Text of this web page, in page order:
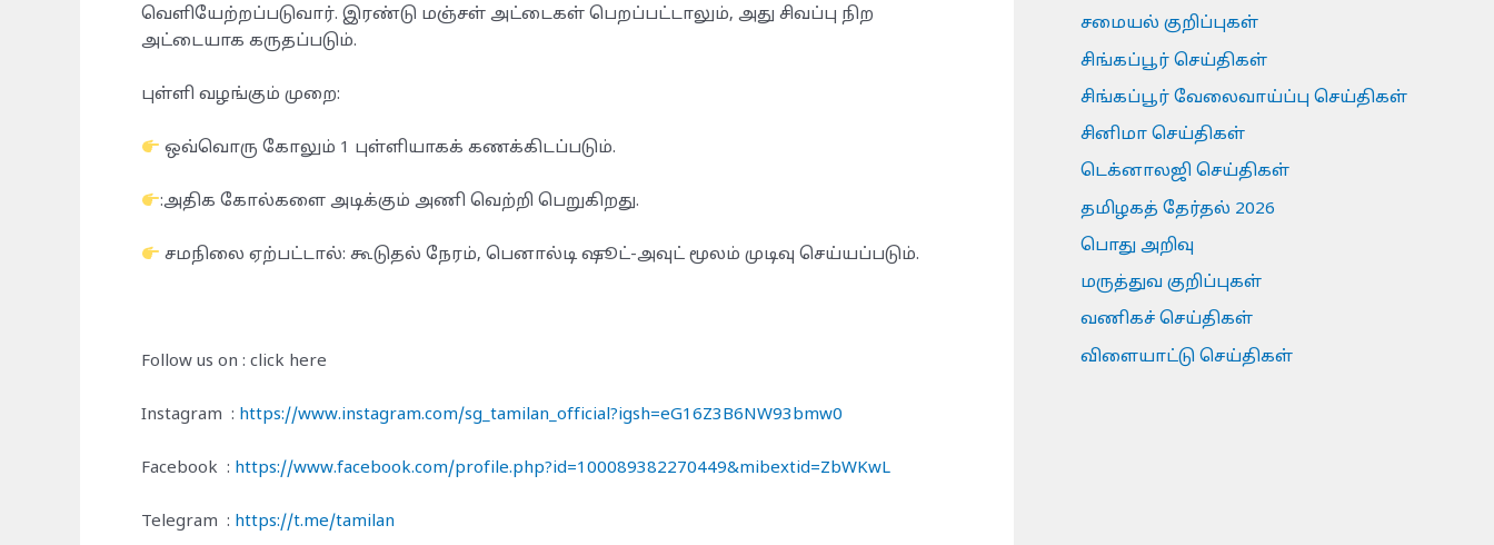
வெளியேற்றப்படுவார். இரண்டு மஞ்சள் அட்டைகள் பெறப்பட்டாலும், அது சிவப்பு நிற
அட்டையாக கருதப்படும்.
புள்ளி வழங்கும் முறை:
ஒவ்வொரு கோலும் 1 புள்ளியாகக் கணக்கிடப்படும்.
:அதிக கோல்களை அடிக்கும் அணி வெற்றி பெறுகிறது.
சமநிலை ஏற்பட்டால்: கூடுதல் நேரம், பெனால்டி ஷூட்-அவுட் மூலம் முடிவு செய்யப்படும்.
Follow us on : click here
Instagram : https://www.instagram.com/sg_tamilan_official?igsh=eG16Z3B6NW93bmw0
Facebook : https://www.facebook.com/profile.php?id=100089382270449&mibextid=ZbWKwL
Telegram : https://t.me/tamilan
சமையல் குறிப்புகள்
சிங்கப்பூர் செய்திகள்
சிங்கப்பூர் வேலைவாய்ப்பு செய்திகள்
சினிமா செய்திகள்
டெக்னாலஜி செய்திகள்
தமிழகத் தேர்தல் 2026
பொது அறிவு
மருத்துவ குறிப்புகள்
வணிகச் செய்திகள்
விளையாட்டு செய்திகள்